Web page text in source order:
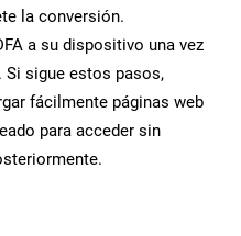
la conversión.
a su dispositivo una vez
Si sigue estos pasos,
fácilmente páginas web
para acceder sin